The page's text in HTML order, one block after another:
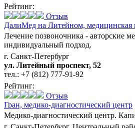
Рейтинг:
Отзыв
ДалиМед на Литейном, медицинская
Лечение позвоночника - авторские
индивидуальный подход.
г. Санкт-Петербург
ул. Литейный проспект, 52
тел.: +7 (812) 777-91-92
Рейтинг:
Отзыв
Гран, медико-диагностический центр
Медико-диагностический центр.